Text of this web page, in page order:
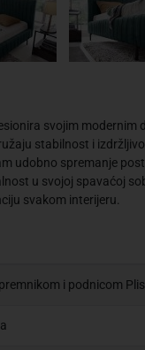
svojim
stabilnost i
udobno spremanje
u svojoj spavaćoj
svakom interijeru.
i podnicom